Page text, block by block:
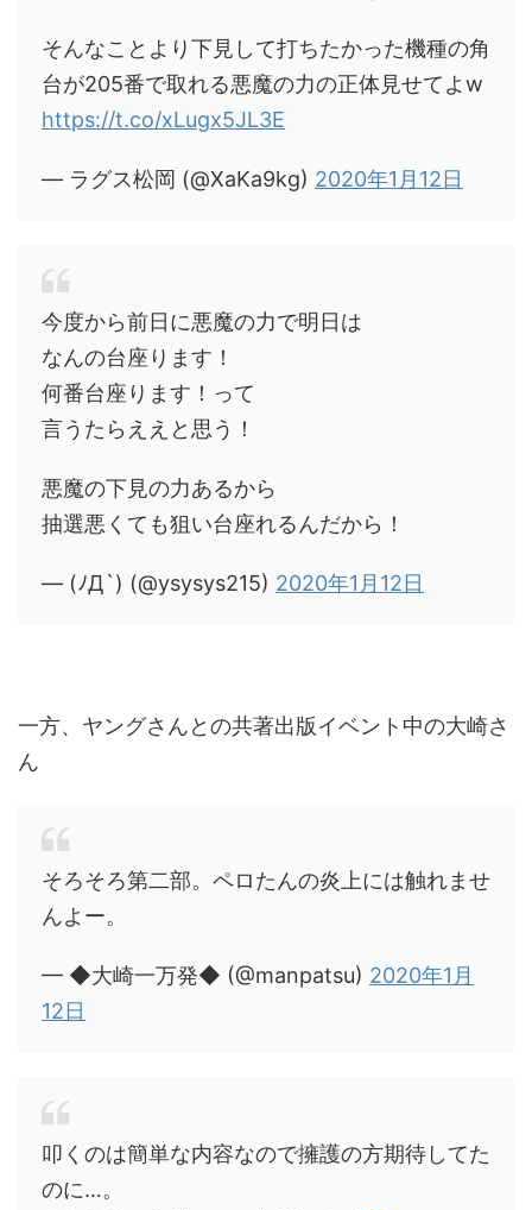
そんなことより下見して打ちたかった機種の角
台が205番で取れる悪魔の力の正体見せてよw
https://t.co/xLugx5JL3E
— ラグス松岡 (@XaKa9kg) 2020年1月12日
今度から前日に悪魔の力で明日は
なんの台座ります！
何番台座ります！って
言うたらええと思う！
悪魔の下見の力あるから
抽選悪くても狙い台座れるんだから！
— (ﾉД`) (@ysysys215) 2020年1月12日
一方、ヤングさんとの共著出版イベント中の大崎さ
ん
そろそろ第二部。ペロたんの炎上には触れませ
んよー。
— ◆大崎一万発◆ (@manpatsu) 2020年1月
12日
叩くのは簡単な内容なので擁護の方期待してた
のに…。